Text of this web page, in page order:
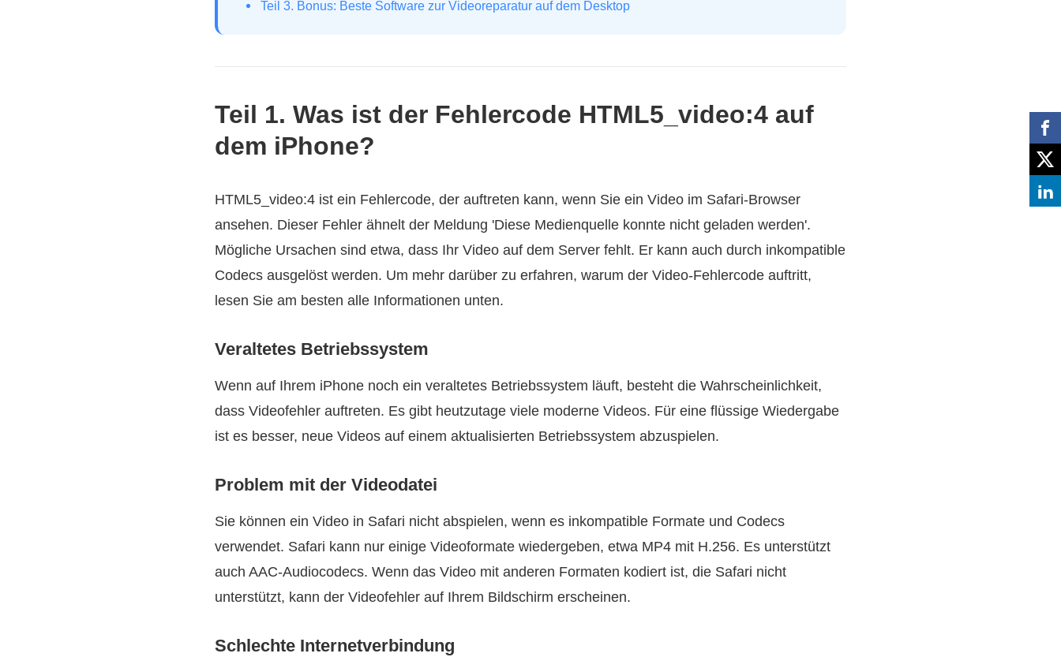
Teil 3. Bonus: Beste Software zur Videoreparatur auf dem Desktop
Teil 1. Was ist der Fehlercode HTML5_video:4 auf
dem iPhone?
HTML5_video:4 ist ein Fehlercode, der auftreten kann, wenn Sie ein Video im Safari‑Browser
ansehen. Dieser Fehler ähnelt der Meldung 'Diese Medienquelle konnte nicht geladen werden'.
Mögliche Ursachen sind etwa, dass Ihr Video auf dem Server fehlt. Er kann auch durch inkompatible
Codecs ausgelöst werden. Um mehr darüber zu erfahren, warum der Video‑Fehlercode auftritt,
lesen Sie am besten alle Informationen unten.
Veraltetes Betriebssystem
Wenn auf Ihrem iPhone noch ein veraltetes Betriebssystem läuft, besteht die Wahrscheinlichkeit,
dass Videofehler auftreten. Es gibt heutzutage viele moderne Videos. Für eine flüssige Wiedergabe
ist es besser, neue Videos auf einem aktualisierten Betriebssystem abzuspielen.
Problem mit der Videodatei
Sie können ein Video in Safari nicht abspielen, wenn es inkompatible Formate und Codecs
verwendet. Safari kann nur einige Videoformate wiedergeben, etwa MP4 mit H.256. Es unterstützt
auch AAC‑Audiocodecs. Wenn das Video mit anderen Formaten kodiert ist, die Safari nicht
unterstützt, kann der Videofehler auf Ihrem Bildschirm erscheinen.
Schlechte Internetverbindung